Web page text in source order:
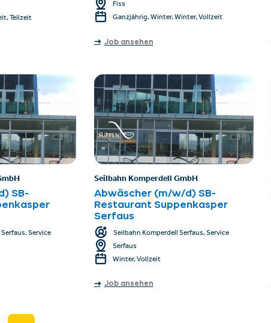
Teilzeit
Fiss
Ganzjährig, Winter, Winter, Vollzeit
Job ansehen
SB-
Service
Seilbahn Komperdell GmbH
Abwäscher (m/w/d) SB-
Restaurant Suppenkasper
Serfaus
Seilbahn Komperdell Serfaus, Service
Serfaus
Winter, Vollzeit
Job ansehen